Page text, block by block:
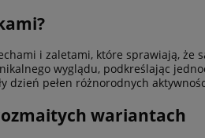
i zaletami, które sprawiają,
wyglądu, podkreślając
dzień pełen różnorodnych
wariantach